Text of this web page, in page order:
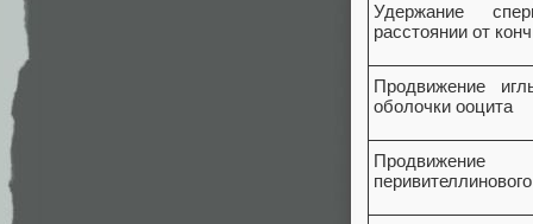
Удержание
расстоянии от
Продвижение
оболочки ооцита